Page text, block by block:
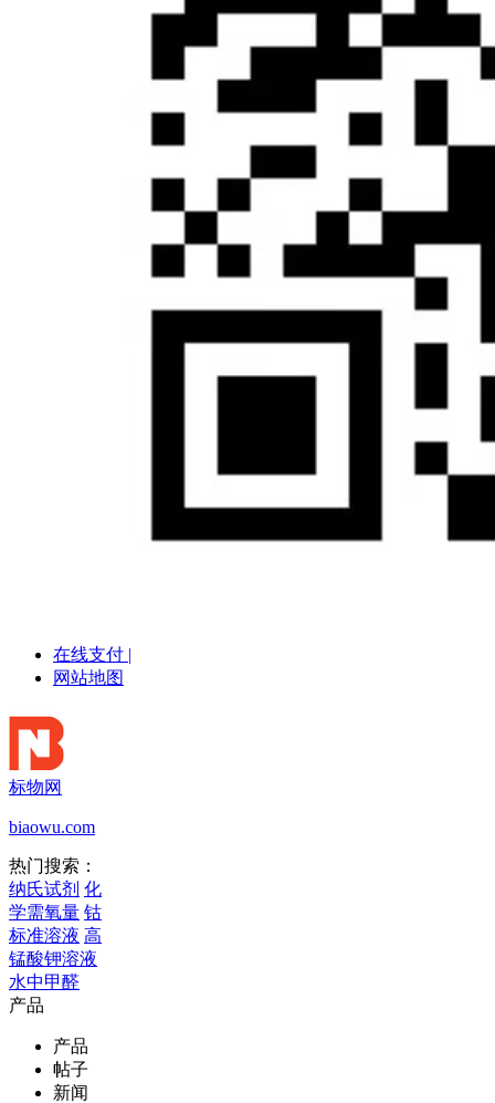
在线支付 |
网站地图
标物网
biaowu.com
热门搜索：
纳氏试剂 化
学需氧量 钴
标准溶液 高
锰酸钾溶液
水中甲醛
产品
产品
帖子
新闻